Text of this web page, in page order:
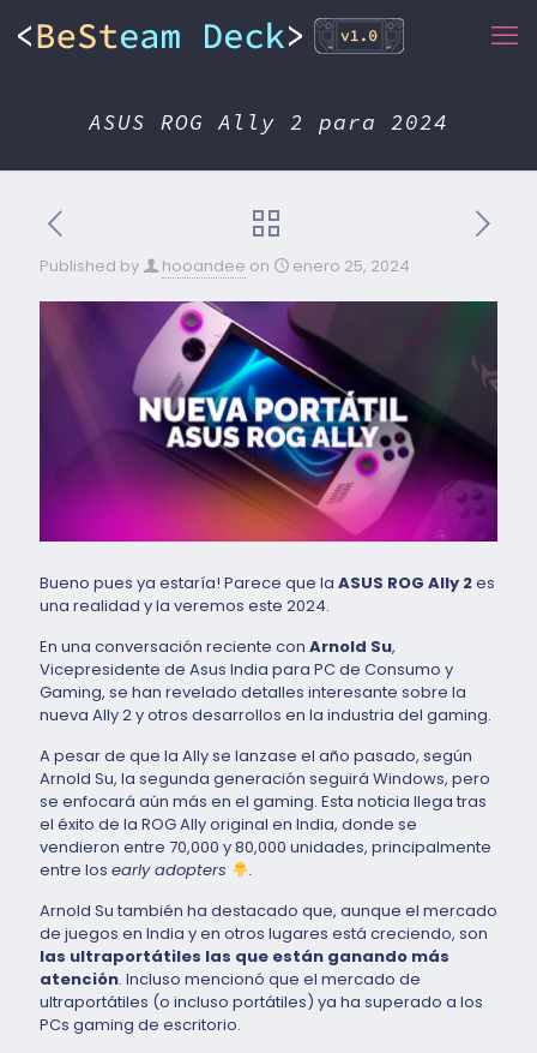
ASUS ROG Ally 2 para 2024
Published by hooandee on enero 25, 2024
Bueno pues ya estaría! Parece que la ASUS ROG Ally 2es
una realidad y la veremos este 2024.
En una conversación reciente con Arnold Su,
Vicepresidente de Asus India para PC de Consumo y
Gaming, se han revelado detalles interesante sobre la
nueva Ally 2 y otros desarrollos en la industria del gaming.
A pesar de que la Ally se lanzase el año pasado, según
Arnold Su, la segunda generación seguirá Windows, pero
se enfocará aún más en el gaming. Esta noticia llega tras
el éxito de la ROG Ally original en India, donde se
vendieron entre 70,000 y 80,000 unidades, principalmente
entre los early adopters
.
Arnold Su también ha destacado que, aunque el mercado
de juegos en India y en otros lugares está creciendo, son
las ultraportátiles las que están ganando más
atención. Incluso mencionó que el mercado de
ultraportátiles (o incluso portátiles) ya ha superado a los
PCs gaming de escritorio.